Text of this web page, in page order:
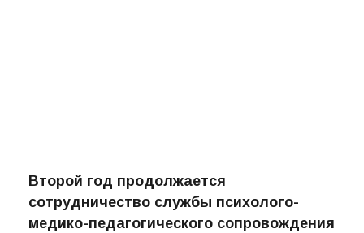
Второй год продолжается
сотрудничество службы психолого-
медико-педагогического сопровождения